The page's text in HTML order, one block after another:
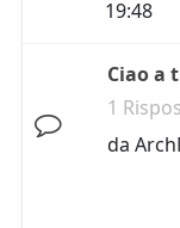
19:48
Ciao a
1
da